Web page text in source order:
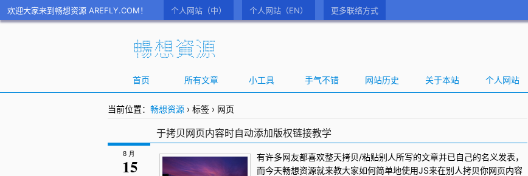
欢迎大家来到畅想资源 AREFLY.COM！ 个人网站（中） 个人网站（EN） 更多联络方式
首页 所有文章 小工具 手气不错 网站历史 关于本站 个人网站
当前位置： 畅想资源 › 标签 › 网页
于拷贝网页内容时自动添加版权链接教学
8 月
15 有许多网友都喜欢整天拷贝/粘贴别人所写的文章并已自己的名义发表，
而今天畅想资源就来教大家如何简单地使用JS来在别人拷贝你网页内容